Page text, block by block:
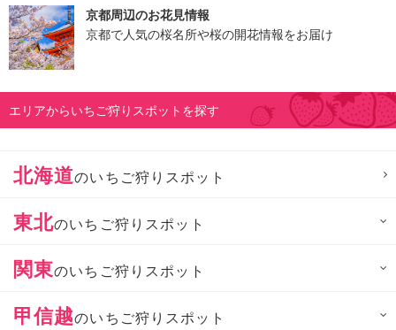
京都周辺のお花見情報
京都で人気の桜名所や桜の開花情報をお届け
エリアからいちご狩りスポットを探す
北海道のいちご狩りスポット
東北のいちご狩りスポット
関東のいちご狩りスポット
甲信越のいちご狩りスポット